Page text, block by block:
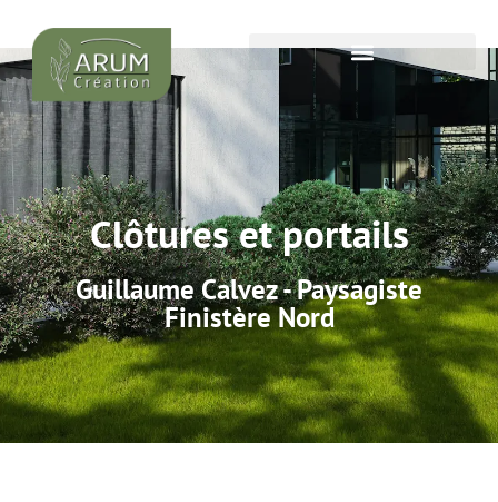
Clôtures et portails
Guillaume Calvez - Paysagiste
Finistère Nord